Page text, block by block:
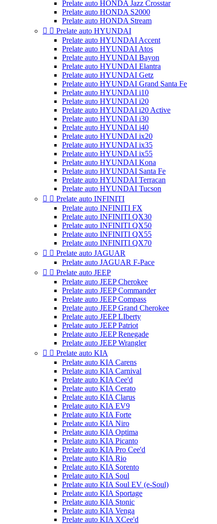
Prelate auto HONDA Jazz Crosstar
Prelate auto HONDA S2000
Prelate auto HONDA Stream
  Prelate auto HYUNDAI
Prelate auto HYUNDAI Accent
Prelate auto HYUNDAI Atos
Prelate auto HYUNDAI Bayon
Prelate auto HYUNDAI Elantra
Prelate auto HYUNDAI Getz
Prelate auto HYUNDAI Grand Santa Fe
Prelate auto HYUNDAI i10
Prelate auto HYUNDAI i20
Prelate auto HYUNDAI i20 Active
Prelate auto HYUNDAI i30
Prelate auto HYUNDAI i40
Prelate auto HYUNDAI ix20
Prelate auto HYUNDAI ix35
Prelate auto HYUNDAI ix55
Prelate auto HYUNDAI Kona
Prelate auto HYUNDAI Santa Fe
Prelate auto HYUNDAI Terracan
Prelate auto HYUNDAI Tucson
  Prelate auto INFINITI
Prelate auto INFINITI FX
Prelate auto INFINITI QX30
Prelate auto INFINITI QX50
Prelate auto INFINITI QX55
Prelate auto INFINITI QX70
  Prelate auto JAGUAR
Prelate auto JAGUAR F-Pace
  Prelate auto JEEP
Prelate auto JEEP Cherokee
Prelate auto JEEP Commander
Prelate auto JEEP Compass
Prelate auto JEEP Grand Cherokee
Prelate auto JEEP LIberty
Prelate auto JEEP Patriot
Prelate auto JEEP Renegade
Prelate auto JEEP Wrangler
  Prelate auto KIA
Prelate auto KIA Carens
Prelate auto KIA Carnival
Prelate auto KIA Cee'd
Prelate auto KIA Cerato
Prelate auto KIA Clarus
Prelate auto KIA EV9
Prelate auto KIA Forte
Prelate auto KIA Niro
Prelate auto KIA Optima
Prelate auto KIA Picanto
Prelate auto KIA Pro Cee'd
Prelate auto KIA Rio
Prelate auto KIA Sorento
Prelate auto KIA Soul
Prelate auto KIA Soul EV (e-Soul)
Prelate auto KIA Sportage
Prelate auto KIA Stonic
Prelate auto KIA Venga
Prelate auto KIA XCee'd